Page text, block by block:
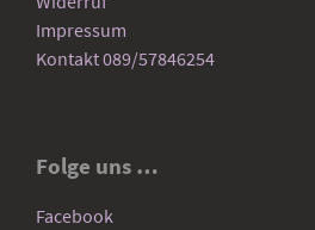
Impressum
Kontakt 089/57846254
Folge uns …
Facebook